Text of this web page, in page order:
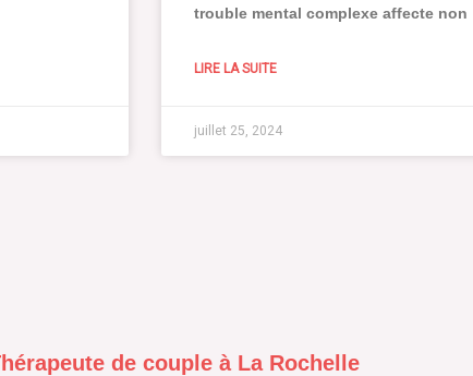
trouble mental complexe affecte non
LIRE LA SUITE
juillet 25, 2024
de couple à La Rochelle